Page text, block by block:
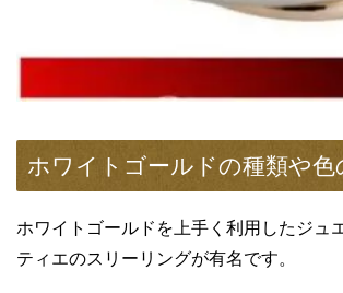
ホワイトゴールドの種類や色
ホワイトゴールドを上手く利用したジュ
ティエのスリーリングが有名です。